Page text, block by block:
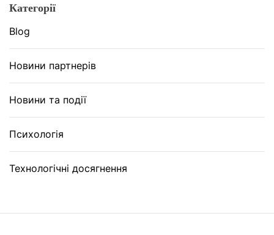
Категорії
Blog
Новини партнерів
Новини та події
Психологія
Технологічні досягнення